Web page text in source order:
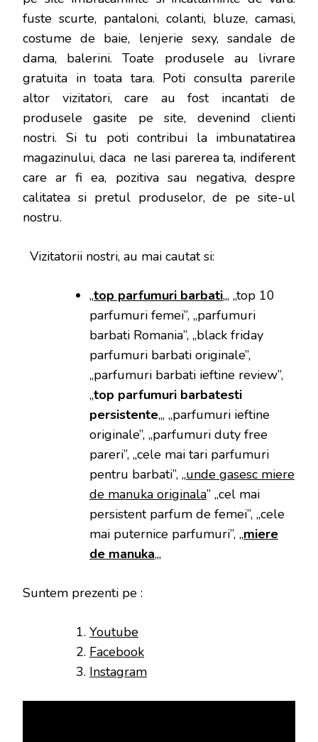
fuste scurte, pantaloni, colanti, bluze, camasi,
costume de baie, lenjerie sexy, sandale de
dama, balerini. Toate produsele au livrare
gratuita in toata tara. Poti consulta parerile
altor vizitatori, care au fost incantati de
produsele gasite pe site, devenind clienti
nostri. Si tu poti contribui la imbunatatirea
magazinului, daca ne lasi parerea ta, indiferent
care ar fi ea, pozitiva sau negativa, despre
calitatea si pretul produselor, de pe site-ul
nostru.
Vizitatorii nostri, au mai cautat si:
„top parfumuri barbati„, „top 10
parfumuri femei”, „parfumuri
barbati Romania”, „black friday
parfumuri barbati originale”,
„parfumuri barbati ieftine review”,
„top parfumuri barbatesti
persistente„, „parfumuri ieftine
originale”, „parfumuri duty free
pareri”, „cele mai tari parfumuri
pentru barbati”, „unde gasesc miere
de manuka originala” „cel mai
persistent parfum de femei”, „cele
mai puternice parfumuri”, „miere
de manuka„,
Suntem prezenti pe :
Youtube
Facebook
Instagram